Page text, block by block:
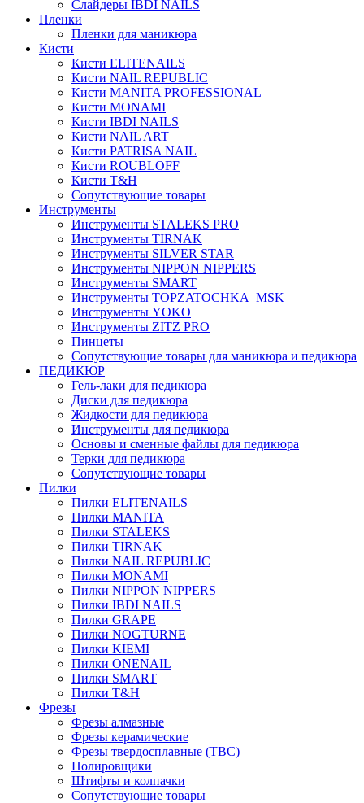
Слайдеры IBDI NAILS
Пленки
Пленки для маникюра
Кисти
Кисти ELITENAILS
Кисти NAIL REPUBLIC
Кисти MANITA PROFESSIONAL
Кисти MONAMI
Кисти IBDI NAILS
Кисти NAIL ART
Кисти PATRISA NAIL
Кисти ROUBLOFF
Кисти T&H
Сопутствующие товары
Инструменты
Инструменты STALEKS PRO
Инструменты TIRNAK
Инструменты SILVER STAR
Инструменты NIPPON NIPPERS
Инструменты SMART
Инструменты TOPZATOCHKA_MSK
Инструменты YOKO
Инструменты ZITZ PRO
Пинцеты
Сопутствующие товары для маникюра и педикюра
ПЕДИКЮР
Гель-лаки для педикюра
Диски для педикюра
Жидкости для педикюра
Инструменты для педикюра
Основы и сменные файлы для педикюра
Терки для педикюра
Сопутствующие товары
Пилки
Пилки ELITENAILS
Пилки MANITA
Пилки STALEKS
Пилки TIRNAK
Пилки NAIL REPUBLIC
Пилки MONAMI
Пилки NIPPON NIPPERS
Пилки IBDI NAILS
Пилки GRAPE
Пилки NOGTURNE
Пилки KIEMI
Пилки ONENAIL
Пилки SMART
Пилки T&H
Фрезы
Фрезы алмазные
Фрезы керамические
Фрезы твердосплавные (ТВС)
Полировщики
Штифты и колпачки
Сопутствующие товары